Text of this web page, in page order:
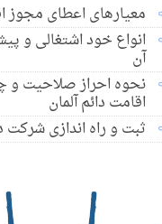
معیارهای اعطای مجوز
انواع خود اشتغالی و
آن
نحوه احراز صلاحیت و
اقامت دائم آلمان
ثبت و راه اندازی شرکت